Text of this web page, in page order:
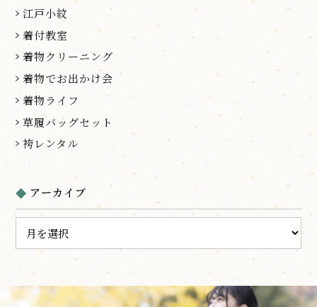
江戸小紋
着付教室
着物クリーニング
着物でお出かけ会
着物ライフ
草履バッグセット
袴レンタル
アーカイブ